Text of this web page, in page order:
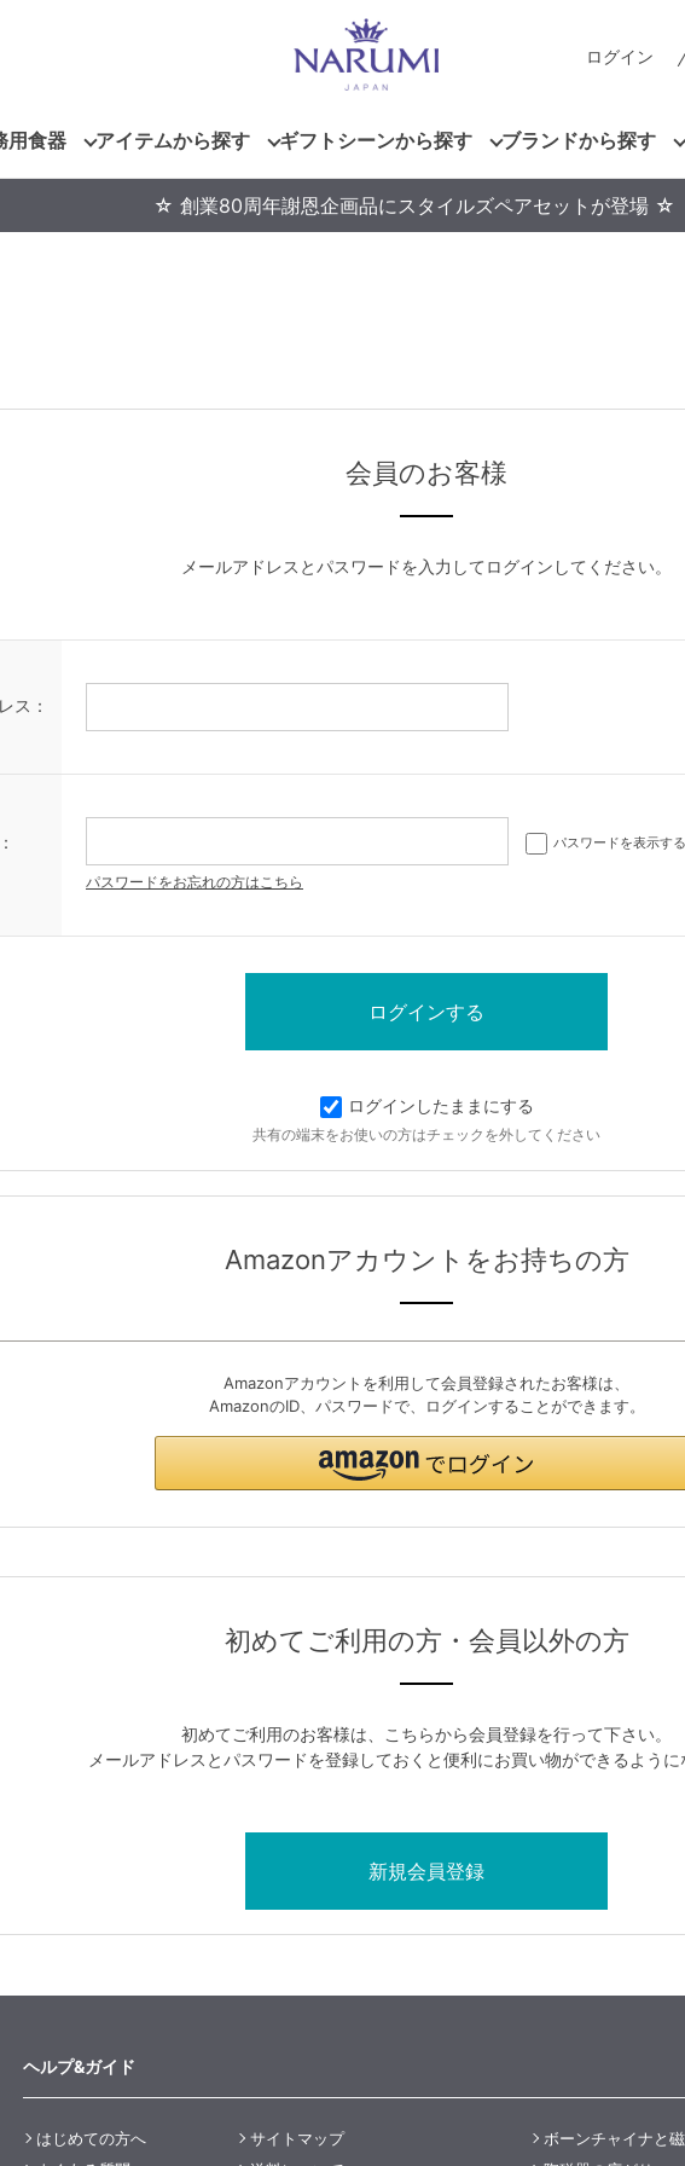
ログイン
用食器 アイテムから探す ギフトシーンから探す ブランドから探す
☆ 創業80周年謝恩企画品にスタイルズペアセットが登場 ☆
会員のお客様
メールアドレスとパスワードを入力してログインしてください。
ス：
パスワードを表示する
パスワードをお忘れの方はこちら
ログインしたままにする
共有の端末をお使いの方はチェックを外してください
Amazonアカウントをお持ちの方
Amazonアカウントを利用して会員登録されたお客様は、
AmazonのID、パスワードで、ログインすることができます。
初めてご利用の方・会員以外の方
初めてご利用のお客様は、こちらから会員登録を行って下さい。
メールアドレスとパスワードを登録しておくと便利にお買い物ができるよう
ヘルプ&ガイド
はじめての方へ
サイトマップ
ボーンチャイナと